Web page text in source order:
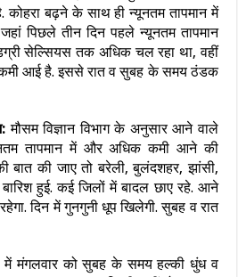
कोहरा बढ़ने के साथ ही न्यूनतम तापमान में
पिछले तीन दिन पहले न्यूनतम तापमान
सेल्सियस तक अधिक चल रहा था, वहीं
आई है. इससे रात व सुबह के समय ठंडक
मौसम विज्ञान विभाग के अनुसार आने वाले
तापमान में और अधिक कमी आने की
बात की जाए तो बरेली, बुलंदशहर, झांसी,
हुई. कई जिलों में बादल छाए रहे. आने
दिन में गुनगुनी धूप खिलेगी. सुबह व रात
मंगलवार को सुबह के समय हल्की धुंध व